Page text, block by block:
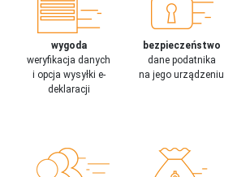
wygoda
weryfikacja danych
i opcja wysyłki e-
deklaracji
bezpieczeństwo
dane podatnika
na jego urządzeniu